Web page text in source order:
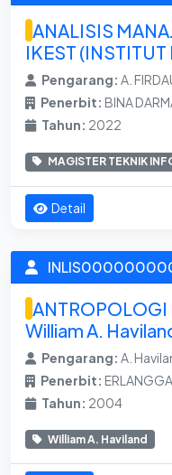
ANALISIS
IKEST (INSTITUT
Pengarang: A.
Penerbit: BINA
Tahun: 2022
MAGISTER TEKNIK
Detail
ANTROPOLOGI
William A. Haviland
Pengarang: A.
Penerbit: ERLANGGA,
Tahun: 2004
William A. Haviland